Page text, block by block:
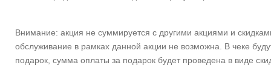
Внимание: акция не суммируется с другими акциями и
обслуживание в рамках данной акции не возможна. В чеке
подарок, сумма оплаты за подарок будет проведена в виде